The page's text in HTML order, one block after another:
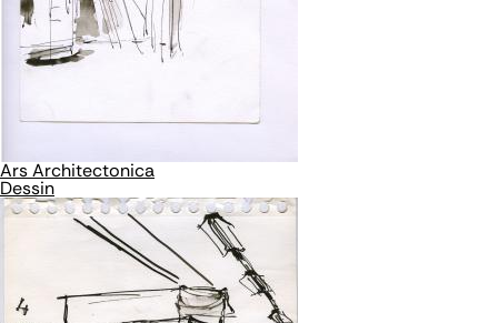
Ars Architectonica
Dessin